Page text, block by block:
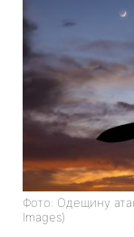
Фото: Одещину
Images)